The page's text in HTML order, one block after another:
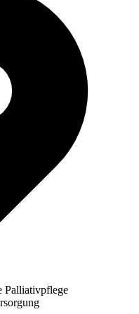
Palliativpflege